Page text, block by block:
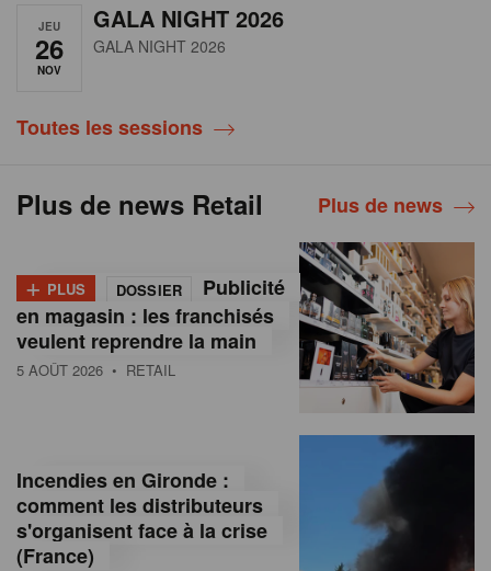
JEU
26
NOV
GALA NIGHT 2026
GALA NIGHT 2026
Toutes les sessions
Plus de news Retail Plus de news
+ PLUS DOSSIER
Publicité
en magasin : les franchisés
veulent reprendre la main
5 AOÛT 2026 • RETAIL
Incendies en Gironde :
comment les distributeurs
s'organisent face à la crise
(France)